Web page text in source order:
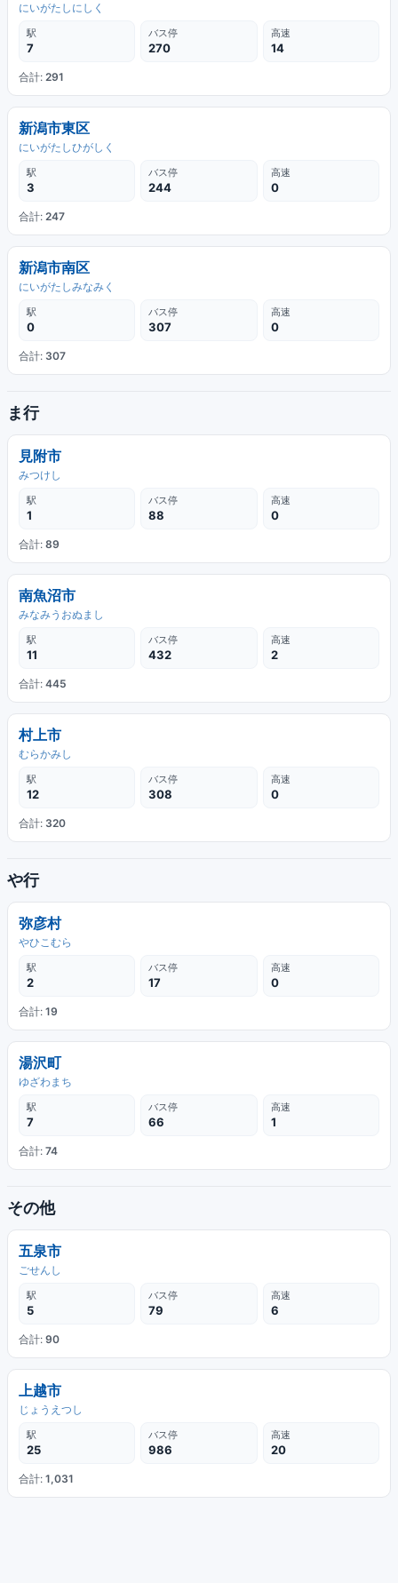
にいがたしにしく
駅
7
バス停
270
高速
14
合計: 291
新潟市東区
にいがたしひがしく
駅
3
バス停
244
高速
0
合計: 247
新潟市南区
にいがたしみなみく
駅
0
バス停
307
高速
0
合計: 307
ま行
見附市
みつけし
駅
1
バス停
88
高速
0
合計: 89
南魚沼市
みなみうおぬまし
駅
11
バス停
432
高速
2
合計: 445
村上市
むらかみし
駅
12
バス停
308
高速
0
合計: 320
や行
弥彦村
やひこむら
駅
2
バス停
17
高速
0
合計: 19
湯沢町
ゆざわまち
駅
7
バス停
66
高速
1
合計: 74
その他
五泉市
ごせんし
駅
5
バス停
79
高速
6
合計: 90
上越市
じょうえつし
駅
25
バス停
986
高速
20
合計: 1,031